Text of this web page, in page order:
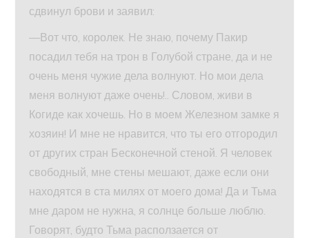
сдвинул брови и заявил:
—Вот что, королек. Не знаю, почему Пакир
посадил тебя на трон в Голубой стране, да и не
очень меня чужие дела волнуют. Но мои дела
меня волнуют даже очень!.. Словом, живи в
Когиде как хочешь. Но в моем Железном замке я
хозяин! И мне не нравится, что ты его отгородил
от других стран Бесконечной стеной. Я человек
свободный, мне стены мешают, даже если они
находятся в ста милях от моего дома! Да и Тьма
мне даром не нужна, я солнце больше люблю.
Говорят, будто Тьма расползается от